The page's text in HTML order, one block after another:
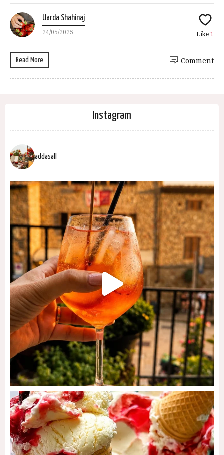
Uarda Shahinaj
24/05/2025 Like 1
Read More Comment
Instagram
addasall